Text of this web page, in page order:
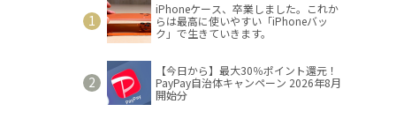
iPhoneケース、卒業しました。これか
らは最高に使いやすい「iPhoneバッ
ク」で生きていきます。
【今日から】最大30％ポイント還元！
PayPay自治体キャンペーン 2026年8月
開始分